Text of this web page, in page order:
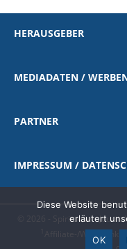
HERAUSGEBER
MEDIADATEN /
PARTNER
IMPRESSUM /
© 2026 - Spirituosen-
Affiliate-/Werbelink |
Diese Website
erläutert
OK